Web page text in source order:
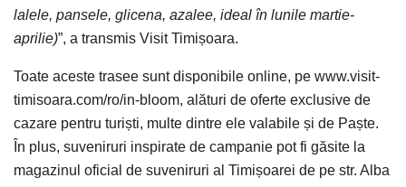
lalele, pansele, glicena, azalee, ideal în lunile martie-
aprilie)”, a transmis Visit Timișoara.
Toate aceste trasee sunt disponibile online, pe www.visit-
timisoara.com/ro/in-bloom, alături de oferte exclusive de
cazare pentru turiști, multe dintre ele valabile și de Paște.
În plus, suveniruri inspirate de campanie pot fi găsite la
magazinul oficial de suveniruri al Timișoarei de pe str. Alba